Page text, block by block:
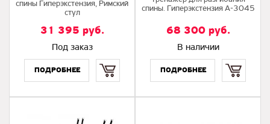
спины Гиперэкстензия, Римский
стул
31 395 руб.
Под заказ
спины. Гиперэкстензия A-3045
68 300руб.
В наличии